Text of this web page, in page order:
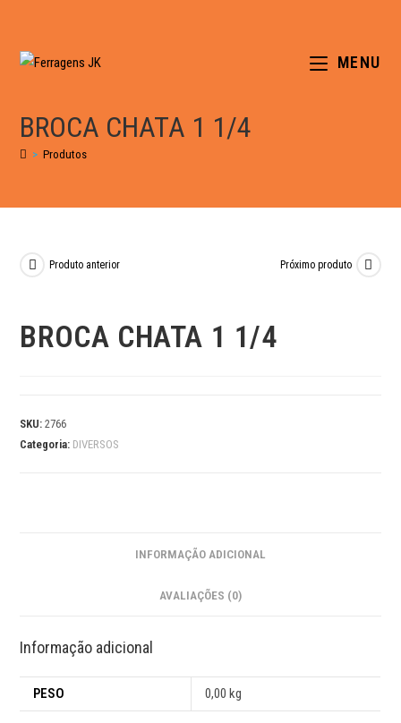
MENU
BROCA CHATA 1 1/4
> Produtos
Produto anterior Próximo produto
BROCA CHATA 1 1/4
SKU:2766
Categoria: DIVERSOS
INFORMAÇÃO ADICIONAL
AVALIAÇÕES (0)
Informação adicional
PESO 0,00 kg